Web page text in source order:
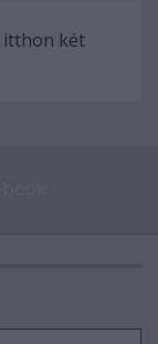
itthon két